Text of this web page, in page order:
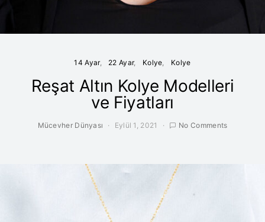
14 Ayar 22 Ayar Kolye Kolye
Reşat Altın Kolye Modelleri
ve Fiyatları
Mücevher Dünyası Eylül 1, 2021 No Comments